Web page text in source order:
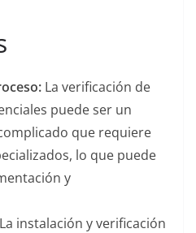
La verificación de
puede ser un
que requiere
lo que puede
y
La instalación y verificación